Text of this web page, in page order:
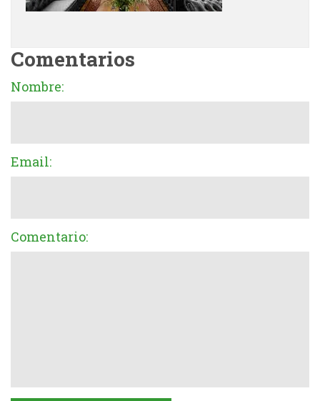
Comentarios
Nombre:
Email:
Comentario: